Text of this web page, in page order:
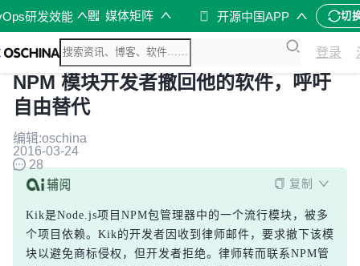
研发效能 媒体矩阵 开源中国APP 切
登录
NPM 模块开发者撤回他的软件，呼吁
自由替代
编辑:oschina
2016-03-24
28
复制
Kik是Node.js项目NPM包管理器中的一个流行模块，被多
个项目依赖。Kik的开发者因收到律师邮件，要求撤下该模
块以避免商标侵权，但开发者拒绝。律师转而联系NPM管